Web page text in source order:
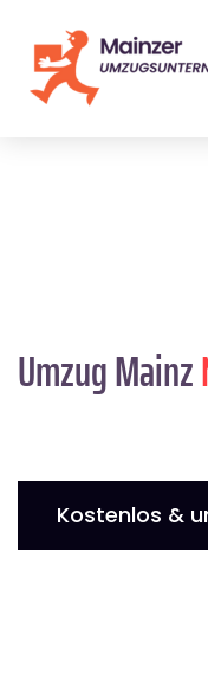
Umzug Mainz
Kostenlos &